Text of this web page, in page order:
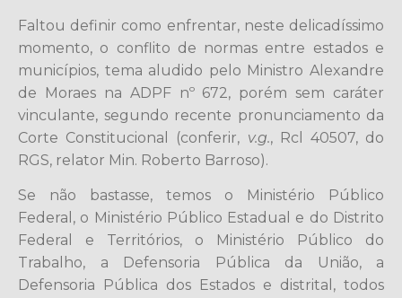
Faltou definir como enfrentar, neste delicadíssimo
momento, o conflito de normas entre estados e
municípios, tema aludido pelo Ministro Alexandre
de Moraes na ADPF nº 672, porém sem caráter
vinculante, segundo recente pronunciamento da
Corte Constitucional (conferir, v.g., Rcl 40507, do
RGS, relator Min. Roberto Barroso).
Se não bastasse, temos o Ministério Público
Federal, o Ministério Público Estadual e do Distrito
Federal e Territórios, o Ministério Público do
Trabalho, a Defensoria Pública da União, a
Defensoria Pública dos Estados e distrital, todos